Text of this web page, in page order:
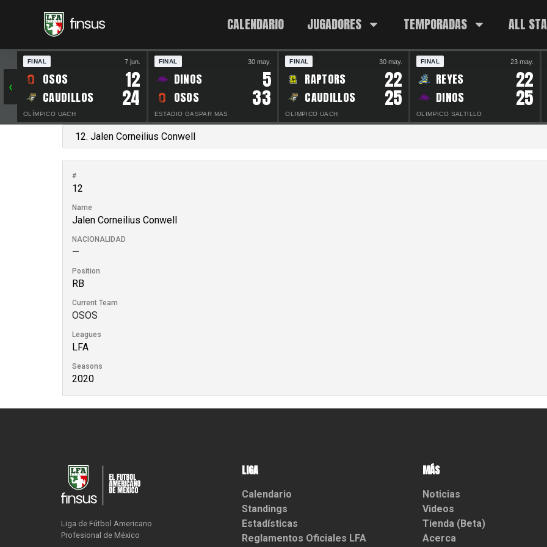
CALENDARIO JUGADORES TEMPORADAS ALL
‹
FINAL 7 jun.
OSOS 12
CAUDILLOS 24
OLÍMPICO UACH
FINAL 30 may.
DINOS 5
OSOS 33
ESTADIO GASPAR MAS
FINAL 30 may.
RAPTORS 22
CAUDILLOS 25
OLIMPICO UACH
FINAL 23 may.
REYES 22
DINOS 25
OLIMPICO SALTILLO
#
12
Name
Jalen Corneilius Conwell
NACIONALIDAD
—
Position
RB
Current Team
OSOS
Leagues
LFA
Seasons
2020
Liga de Fútbol Americano
Profesional de México
LIGA
Calendario
Standings
Estadísticas
Reglamentos Oficiales LFA
MÁS
Noticias
Videos
Tienda (Beta)
Acerca